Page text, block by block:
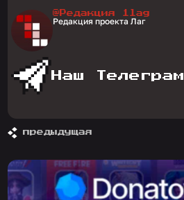
@Редакция 1lag
Редакция проекта Лаг
Наш Телеграм
предыдущая